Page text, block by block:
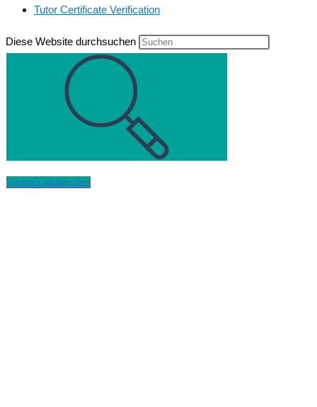
Tutor Certificate Verification
Diese Website durchsuchen
Vertrag widerrufen